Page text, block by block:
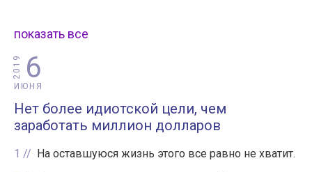
показать все
6
ИЮНЯ
2019
Нет более идиотской цели, чем
заработать миллион долларов
1
На оставшуюся жизнь этого все равно не хватит.